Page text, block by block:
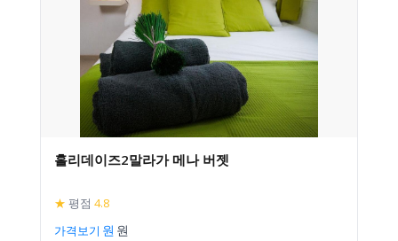
홀리데이즈2말라가 메나 버젯
★ 평점 4.8
가격보기